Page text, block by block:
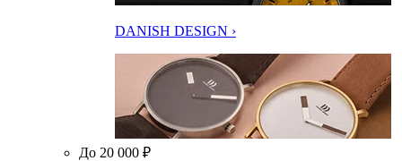
DANISH DESIGN ›
До 20 000 ₽